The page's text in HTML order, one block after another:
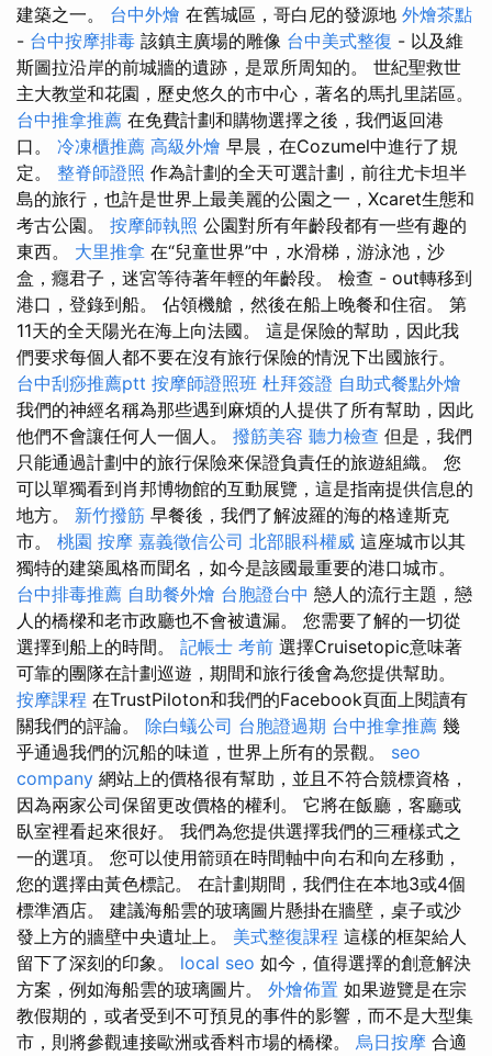
建築之一。 台中外燴 在舊城區，哥白尼的發源地 外燴茶點
- 台中按摩排毒 該鎮主廣場的雕像 台中美式整復 - 以及維
斯圖拉沿岸的前城牆的遺跡，是眾所周知的。 世紀聖救世
主大教堂和花園，歷史悠久的市中心，著名的馬扎里諾區。
台中推拿推薦 在免費計劃和購物選擇之後，我們返回港
口。 冷凍櫃推薦 高級外燴 早晨，在Cozumel中進行了規
定。 整脊師證照 作為計劃的全天可選計劃，前往尤卡坦半
島的旅行，也許是世界上最美麗的公園之一，Xcaret生態和
考古公園。 按摩師執照 公園對所有年齡段都有一些有趣的
東西。 大里推拿 在“兒童世界”中，水滑梯，游泳池，沙
盒，癮君子，迷宮等待著年輕的年齡段。 檢查 - out轉移到
港口，登錄到船。 佔領機艙，然後在船上晚餐和住宿。 第
11天的全天陽光在海上向法國。 這是保險的幫助，因此我
們要求每個人都不要在沒有旅行保險的情況下出國旅行。
台中刮痧推薦ptt 按摩師證照班 杜拜簽證 自助式餐點外燴
我們的神經名稱為那些遇到麻煩的人提供了所有幫助，因此
他們不會讓任何人一個人。 撥筋美容 聽力檢查 但是，我們
只能通過計劃中的旅行保險來保證負責任的旅遊組織。 您
可以單獨看到肖邦博物館的互動展覽，這是指南提供信息的
地方。 新竹撥筋 早餐後，我們了解波羅的海的格達斯克
市。 桃園 按摩 嘉義徵信公司 北部眼科權威 這座城市以其
獨特的建築風格而聞名，如今是該國最重要的港口城市。
台中排毒推薦 自助餐外燴 台胞證台中 戀人的流行主題，戀
人的橋樑和老市政廳也不會被遺漏。 您需要了解的一切從
選擇到船上的時間。 記帳士 考前 選擇Cruisetopic意味著
可靠的團隊在計劃巡遊，期間和旅行後會為您提供幫助。
按摩課程 在TrustPiloton和我們的Facebook頁面上閱讀有
關我們的評論。 除白蟻公司 台胞證過期 台中推拿推薦 幾
乎通過我們的沉船的味道，世界上所有的景觀。 seo
company 網站上的價格很有幫助，並且不符合競標資格，
因為兩家公司保留更改價格的權利。 它將在飯廳，客廳或
臥室裡看起來很好。 我們為您提供選擇我們的三種樣式之
一的選項。 您可以使用箭頭在時間軸中向右和向左移動，
您的選擇由黃色標記。 在計劃期間，我們住在本地3或4個
標準酒店。 建議海船雲的玻璃圖片懸掛在牆壁，桌子或沙
發上方的牆壁中央遺址上。 美式整復課程 這樣的框架給人
留下了深刻的印象。 local seo 如今，值得選擇的創意解決
方案，例如海船雲的玻璃圖片。 外燴佈置 如果遊覽是在宗
教假期的，或者受到不可預見的事件的影響，而不是大型集
市，則將參觀連接歐洲或香料市場的橋樑。 烏日按摩 合適